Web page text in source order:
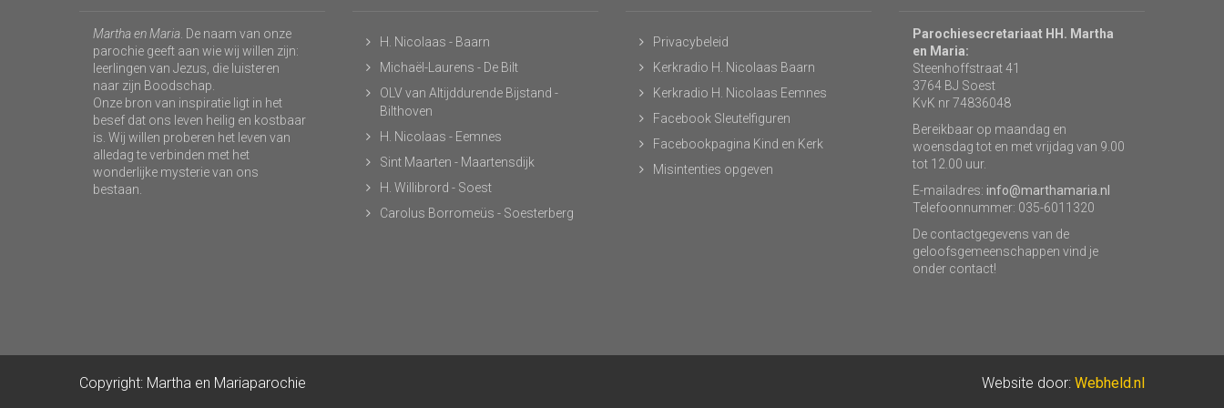
Martha en Maria . De naam van onze
parochie geeft aan wie wij willen zijn:
leerlingen van Jezus, die luisteren
naar zijn Boodschap.
Onze bron van inspiratie ligt in het
besef dat ons leven heilig en kostbaar
is. Wij willen proberen het leven van
alledag te verbinden met het
wonderlijke mysterie van ons
bestaan.
H. Nicolaas - Baarn
Michaël-Laurens - De Bilt
OLV van Altijddurende Bijstand -
Bilthoven
H. Nicolaas - Eemnes
Sint Maarten - Maartensdijk
H. Willibrord - Soest
Carolus Borromeüs - Soesterberg
Privacybeleid
Kerkradio H. Nicolaas Baarn
Kerkradio H. Nicolaas Eemnes
Facebook Sleutelfiguren
Facebookpagina Kind en Kerk
Misintenties opgeven
Parochiesecretariaat HH. Martha
en Maria:
Steenhoffstraat 41
3764 BJ Soest
KvK nr 74836048
Bereikbaar op maandag en
woensdag tot en met vrijdag van 9.00
tot 12.00 uur.
E-mailadres: info@marthamaria.nl
Telefoonnummer: 035-6011320
De contactgegevens van de
geloofsgemeenschappen vind je
onder contact!
Copyright: Martha en Mariaparochie Website door: Webheld.nl